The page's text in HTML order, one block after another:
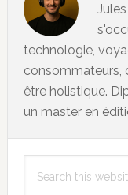
technologie,
consommateurs,
être holistique.
un master en
Primary
Sidebar
this